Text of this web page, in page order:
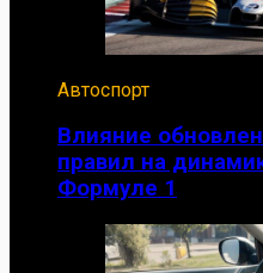
Автоспорт
Влияние
правил на
Формуле 1